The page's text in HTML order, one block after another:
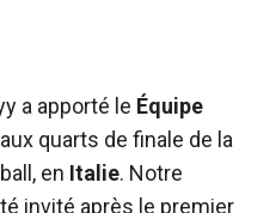
a apporté le Équipe
aux quarts de finale de la
en Italie. Notre
invité après le premier